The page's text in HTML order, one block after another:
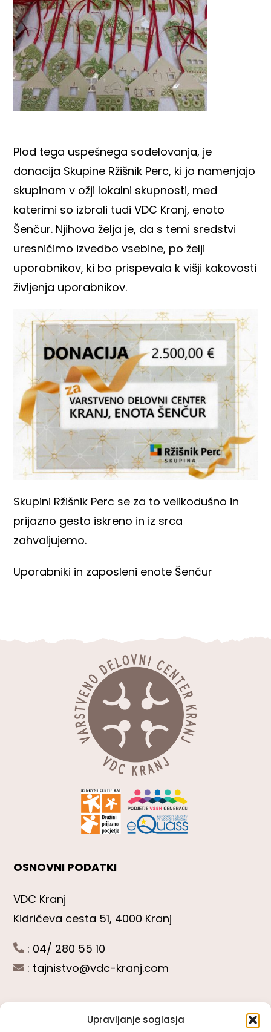
Upravljanje soglasja
Plod tega uspešnega sodelovanja, je
donacija Skupine Ržišnik Perc, ki jo namenjajo
skupinam v ožji lokalni skupnosti, med
katerimi so izbrali tudi VDC Kranj, enoto
Šenčur. Njihova želja je, da s temi sredstvi
uresničimo izvedbo vsebine, po želji
uporabnikov, ki bo prispevala k višji kakovosti
življenja uporabnikov.
Skupini Ržišnik Perc se za to velikodušno in
prijazno gesto iskreno in iz srca
zahvaljujemo.
Uporabniki in zaposleni enote Šenčur
OSNOVNI PODATKI
VDC Kranj
Kidričeva cesta 51, 4000 Kranj
: 04/ 280 55 10
: tajnistvo@vdc-kranj.com